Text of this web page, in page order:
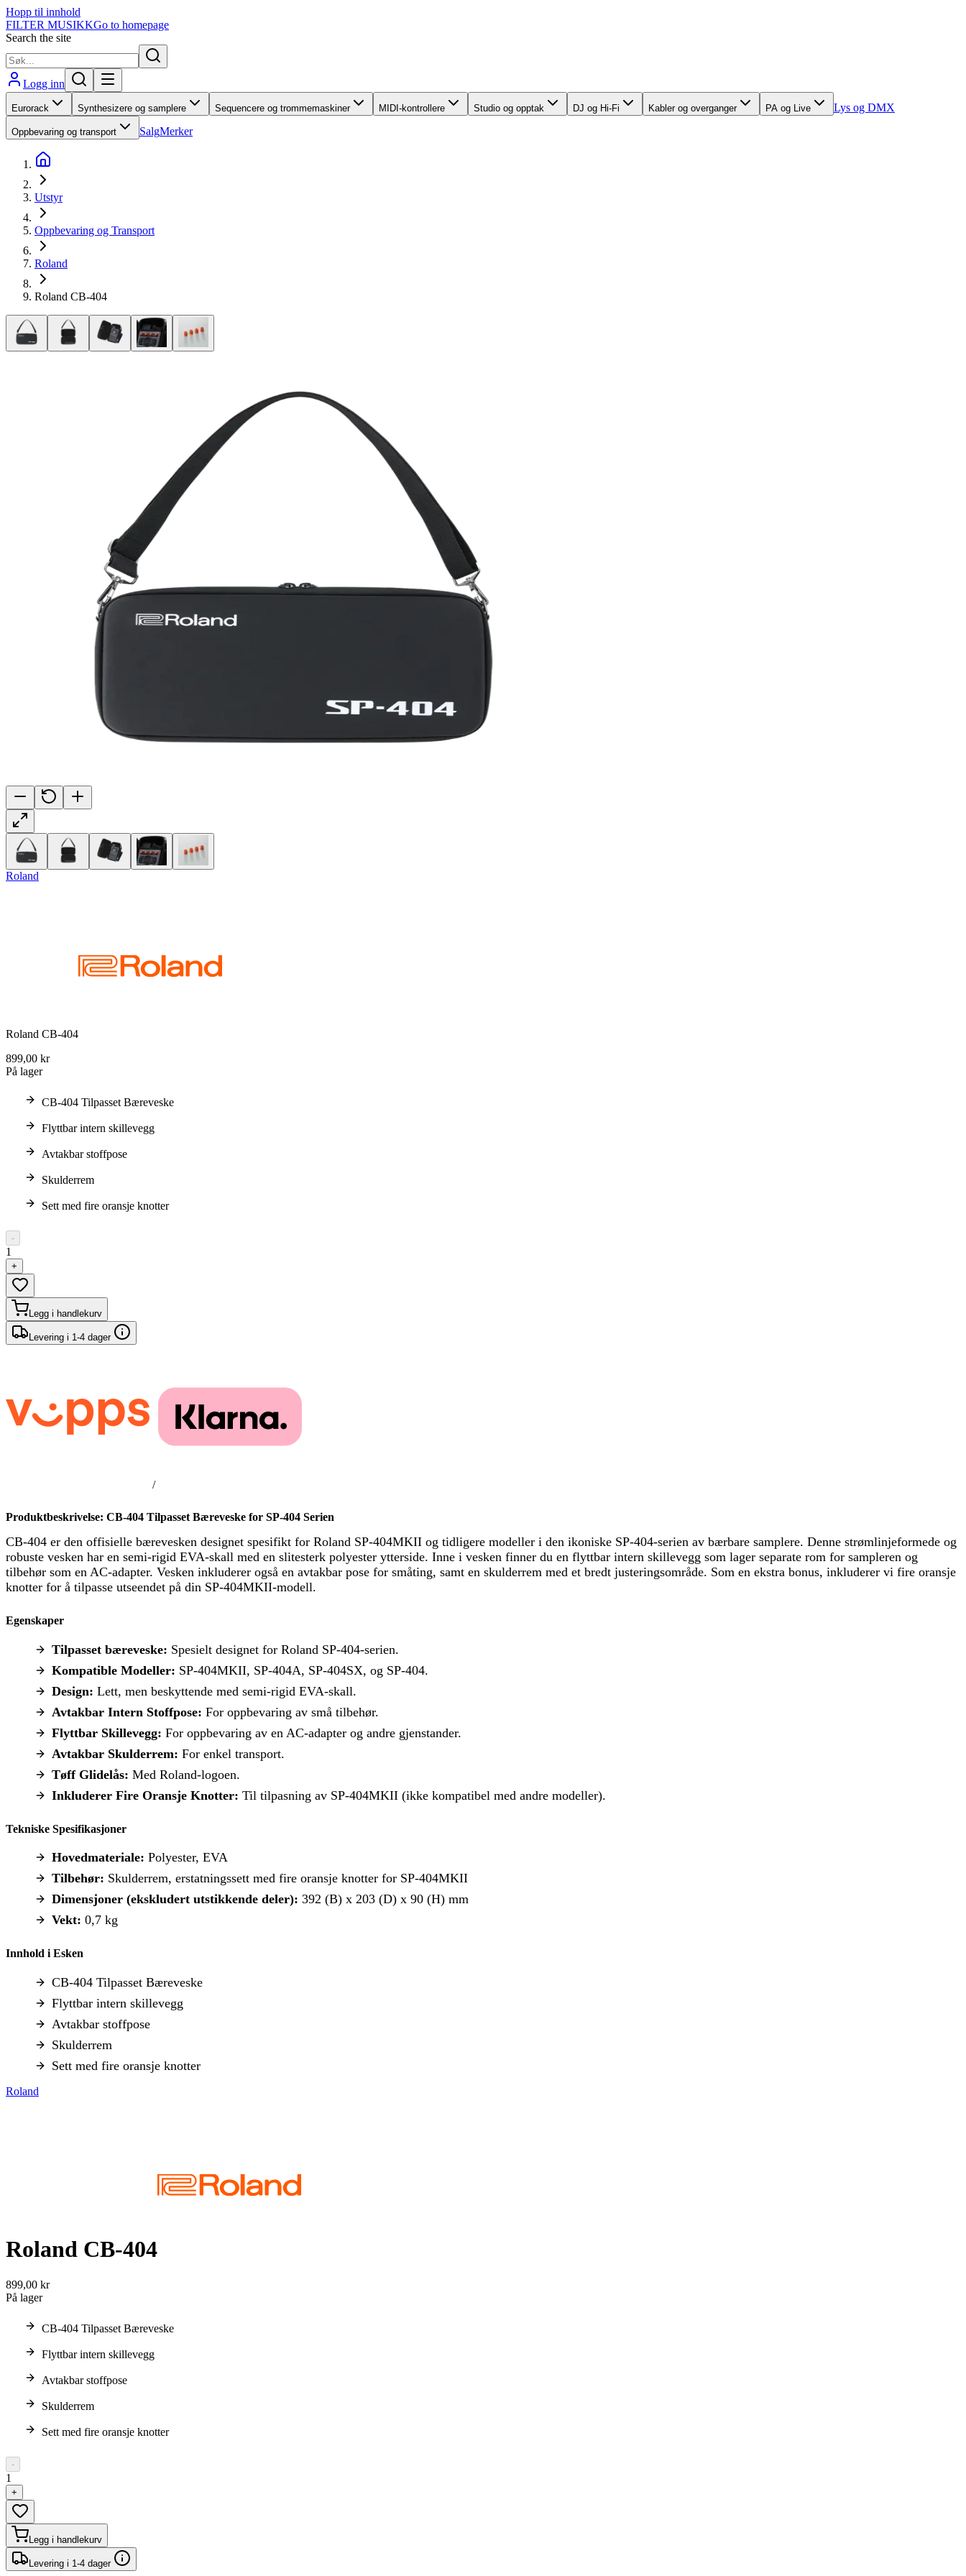
Hopp til innhold
FILTER MUSIKKGo to homepage
Search the site
Logg inn
Eurorack Synthesizere og samplere Sequencere og trommemaskiner MIDI-kontrollere Studio og opptak DJ og Hi-Fi Kabler og overganger PA og Live Lys og DMX
Oppbevaring og transport SalgMerker
Utstyr
Oppbevaring og Transport
Roland
Roland CB-404
Roland
Roland CB-404
899,00 kr
På lager
CB-404 Tilpasset Bæreveske
Flyttbar intern skillevegg
Avtakbar stoffpose
Skulderrem
Sett med fire oransje knotter
-
1
+
Legg i handlekurv
Levering i 1-4 dager
/
Produktbeskrivelse: CB-404 Tilpasset Bæreveske for SP-404 Serien
CB-404 er den offisielle bærevesken designet spesifikt for Roland SP-404MKII og tidligere modeller i den ikoniske SP-404-serien av bærbare samplere. Denne strømlinjeformede og
robuste vesken har en semi-rigid EVA-skall med en slitesterk polyester ytterside. Inne i vesken finner du en flyttbar intern skillevegg som lager separate rom for sampleren og
tilbehør som en AC-adapter. Vesken inkluderer også en avtakbar pose for småting, samt en skulderrem med et bredt justeringsområde. Som en ekstra bonus, inkluderer vi fire oransje
knotter for å tilpasse utseendet på din SP-404MKII-modell.
Egenskaper
Tilpasset bæreveske: Spesielt designet for Roland SP-404-serien.
Kompatible Modeller: SP-404MKII, SP-404A, SP-404SX, og SP-404.
Design: Lett, men beskyttende med semi-rigid EVA-skall.
Avtakbar Intern Stoffpose: For oppbevaring av små tilbehør.
Flyttbar Skillevegg: For oppbevaring av en AC-adapter og andre gjenstander.
Avtakbar Skulderrem: For enkel transport.
Tøff Glidelås: Med Roland-logoen.
Inkluderer Fire Oransje Knotter: Til tilpasning av SP-404MKII (ikke kompatibel med andre modeller).
Tekniske Spesifikasjoner
Hovedmateriale: Polyester, EVA
Tilbehør: Skulderrem, erstatningssett med fire oransje knotter for SP-404MKII
Dimensjoner (ekskludert utstikkende deler): 392 (B) x 203 (D) x 90 (H) mm
Vekt: 0,7 kg
Innhold i Esken
CB-404 Tilpasset Bæreveske
Flyttbar intern skillevegg
Avtakbar stoffpose
Skulderrem
Sett med fire oransje knotter
Roland
Roland CB-404
899,00 kr
På lager
CB-404 Tilpasset Bæreveske
Flyttbar intern skillevegg
Avtakbar stoffpose
Skulderrem
Sett med fire oransje knotter
-
1
+
Legg i handlekurv
Levering i 1-4 dager